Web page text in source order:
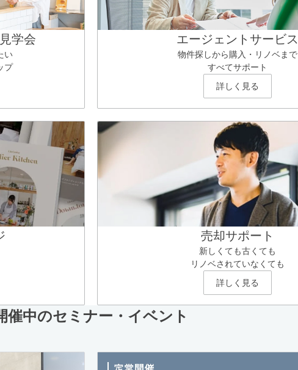
学会
い
プ
エージェントサービス
物件探しから購入・リノベまで
すべてサポート
詳しく見る
売却サポート
新しくても古くても
リノベされていなくても
詳しく見る
催中のセミナー・イベント